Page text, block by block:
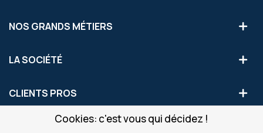
Cookies: c'est vous qui décidez !
NOS GRANDS MÉTIERS
LA SOCIÉTÉ
CLIENTS PROS
S'INSCRIRE AUX OFFRES COMMERCIALES